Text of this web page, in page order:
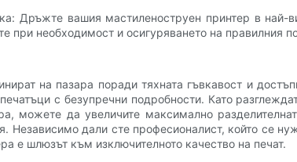
Дръжте вашия мастиленоструен принтер в най-
при необходимост и осигуряването на правилния
на пазара поради тяхната гъвкавост и
с безупречни подробности. Като
можете да увеличите максимално
Независимо дали сте професионалист, който се
е шлюзът към изключителното качество на печат.